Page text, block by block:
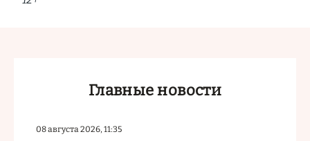
Главные новости
08 августа 2026, 11:35